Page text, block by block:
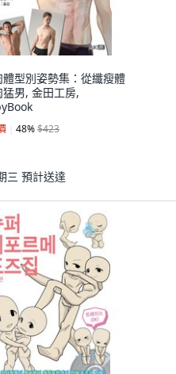
體型別姿勢集：從纖瘦體
猛男, 金田工房,
48%$423
三 預計送達